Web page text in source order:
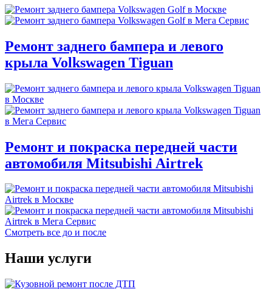
Ремонт заднего бампера и левого
крыла Volkswagen Tiguan
Ремонт и покраска передней части
автомобиля Mitsubishi Airtrek
Смотреть все до и после
Наши услуги